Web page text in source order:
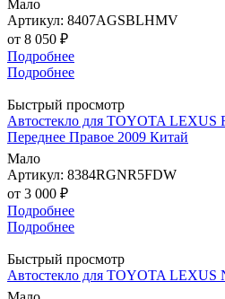
Мало
Артикул: 8407AGSBLHMV
от 8 050 ₽
Подробнее
Подробнее
Быстрый просмотр
Автостекло для TOYOTA LEXUS
Переднее Правое 2009 Китай
Мало
Артикул: 8384RGNR5FDW
от 3 000 ₽
Подробнее
Подробнее
Быстрый просмотр
Автостекло для TOYOTA LEXUS